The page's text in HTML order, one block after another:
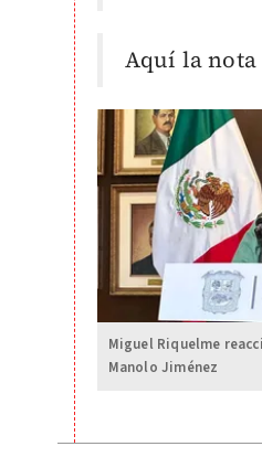
Aquí la
Miguel Riquelme
Manolo Jiménez